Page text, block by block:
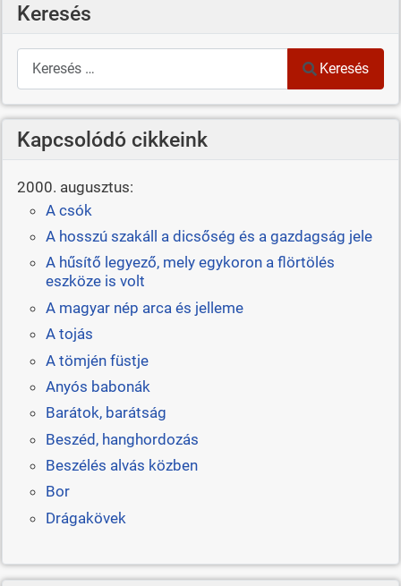
Keresés
Keresés
Keresés
Kapcsolódó cikkeink
2000. augusztus:
A csók
A hosszú szakáll a dicsőség és a gazdagság jele
A hűsítő legyező, mely egykoron a flörtölés
eszköze is volt
A magyar nép arca és jelleme
A tojás
A tömjén füstje
Anyós babonák
Barátok, barátság
Beszéd, hanghordozás
Beszélés alvás közben
Bor
Drágakövek